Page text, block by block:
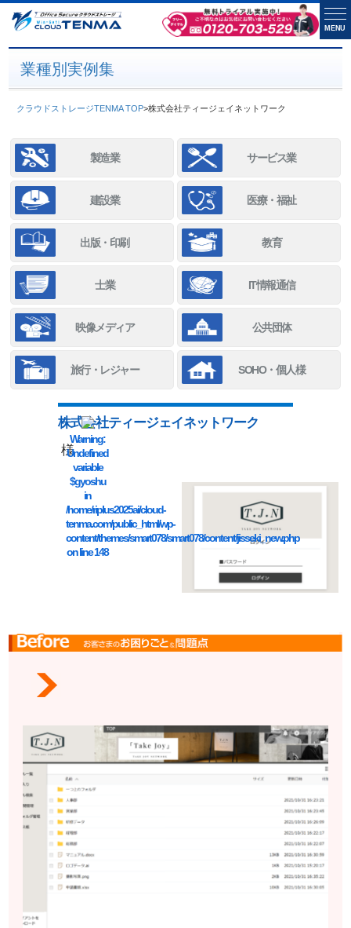
業種別実例集
クラウドストレージTENMA TOP>株式会社ティージェイネットワーク
製造業 サービス業
建設業 医療・福祉
出版・印刷 教育
士業 IT情報通信
映像メディア 公共団体
旅行・レジャー SOHO・個人様
Warning:
Undefined
variable
$gyoshu
in
/home/riplus2025ai/cloud-
tenma.com/public_html/wp-
content/themes/smart078/smart078/content/jisseki_new.php
on line148
株式会社ティージェイネットワーク
様
MENU